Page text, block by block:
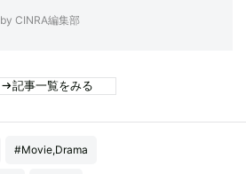
by CINRA編集部
記事一覧をみる
#Movie,Drama